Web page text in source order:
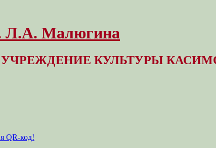
Л.А. Малюгина
КУЛЬТУРЫ
QR-код!